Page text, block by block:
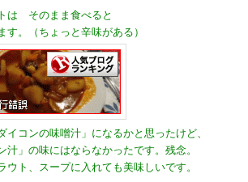
は そのまま食べると
す。（ちょっと辛味がある）
イコンの味噌汁」になるかと思ったけど、
汁」の味にはならなかったです。残念。
ウト、スープに入れても美味しいです。